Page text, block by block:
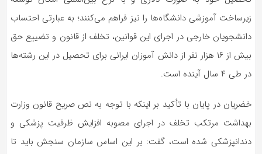
زیرساخت آموزشی دانشگاه‌ها را نیز فراهم می‌کنند؛ به عبارتی احتساب
دانشجویان خارجی در اجرای این قوانین، تخلف از قانون و تضییع حق
بیش از ۱۶ هزار نفر از دانش آموزان ایرانی برای تحصیل در این رشته‌ها
در طی ۴ سال آینده است.
خضریان در پایان با تأکید بر اینکه با توجه به نص صریح قانون وزارت
بهداشت مرتکب تخلف در اجرای مصوبه افزایش ظرفیت پزشکی و
دندانپزشکی شده است، گفت: بر این اساس سازمان سنجش باید تا